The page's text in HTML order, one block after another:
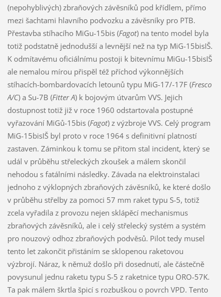
(nepohyblivých) zbraňových závěsníků pod křídlem, přímo
mezi šachtami hlavního podvozku a závěsníky pro PTB.
Přestavba stíhacího MiGu-15bis (Fagot) na tento model byla
totiž podstatně jednodušší a levnější než na typ MiG-15bisIŠ.
K odmítavému oficiálnímu postoji k bitevnímu MiGu-15bisIŠ
ale nemalou mírou přispěl též příchod výkonnějších
stíhacích-bombardovacích letounů typu MiG-17/-17F (Fresco
A/C) a Su-7B (Fitter A) k bojovým útvarům VVS. Jejich
dostupnost totiž již v roce 1960 odstartovala postupné
vyřazování MiGů-15bis (Fagot) z výzbroje VVS. Celý program
MiG-15bisIŠ byl proto v roce 1964 s definitivní platností
zastaven. Záminkou k tomu se přitom stal incident, který se
udál v průběhu střeleckých zkoušek a málem skončil
nehodou s fatálními následky. Závada na elektroinstalaci
jednoho z výklopných zbraňových závěsníků, ke které došlo
v průběhu střelby za pomoci 57 mm raket typu S-5, totiž
zcela vyřadila z provozu nejen sklápěcí mechanismus
zbraňových závěsníků, ale i celý střelecký systém a systém
pro nouzový odhoz zbraňových podvěsů. Pilot tedy musel
tento let zakončit přistáním se sklopenou raketovou
výzbrojí. Náraz, k němuž došlo při dosednutí, ale částečně
povysunul jednu raketu typu S-5 z raketnice typu ORO-57K.
Ta pak málem škrtla špicí s rozbuškou o povrch VPD. Tento